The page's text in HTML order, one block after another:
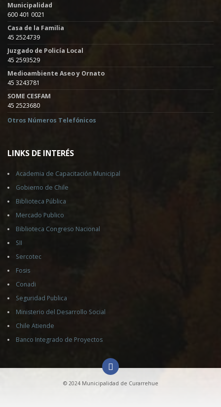
Municipalidad
600 401 0021
Casa de la Familia
45 2524739
Juzgado de Policía Local
45 2593529
Medioambiente Aseo y Ornato
45 3243781
SOME CESFAM
45 2523680
Otros Números Telefónicos
LINKS DE INTERÉS
Academia de Capacitación Municipal
Gobierno de Chile
Biblioteca Pública
Mercado Publico
Biblioteca Congreso Nacional
SII
Sercotec
Fosis
Conadi
Seguridad Publica
Ministerio del Desarrollo Social
Chile Atiende
Banco Integrado de Proyectos
© 2024 Municipalidad de Curarrehue